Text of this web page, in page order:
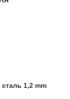
1,2 mm